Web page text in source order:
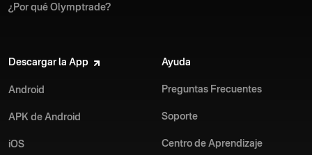
¿Por qué Olymptrade?
Descargar la App
Android
APK de Android
iOS
Ayuda
Preguntas Frecuentes
Soporte
Centro de Aprendizaje